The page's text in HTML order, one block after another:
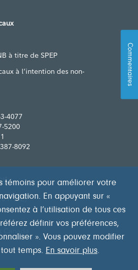
à titre de SPEP
à l’intention des non-
4077
5200
8092
h (HE)
témoins pour améliorer votre
En appuyant sur «
à l’utilisation de tous ces
définir vos préférences,
». Vous pouvez modifier
temps. En savoir plus.
Commentaires